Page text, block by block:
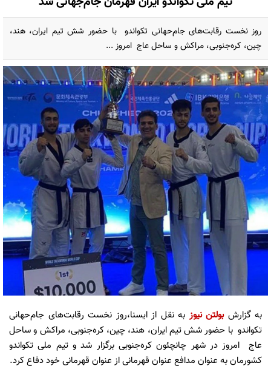
روز نخست رقابت‌های جام‌حهانی تکواندو با حضور شش تیم ایران، هند،
چین، کره‌جنوبی، مراکش و ساحل عاج امروز ...
به گزارشبولتن نیوز به نقل از ایسنا،روز نخست رقابت‌های جام‌حهانی
تکواندو با حضور شش تیم ایران، هند، چین، کره‌جنوبی، مراکش و ساحل
عاج امروز در شهر چانچئون کره‌جنوبی برگزار شد و تیم ملی تکواندو
کشورمان به عنوان مدافع عنوان قهرمانی از عنوان قهرمانی خود دفاع کرد.